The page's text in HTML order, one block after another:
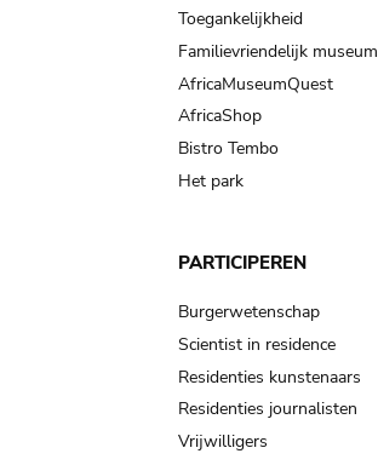
Toegankelijkheid
Familievriendelijk museum
AfricaMuseumQuest
AfricaShop
Bistro Tembo
Het park
PARTICIPEREN
Burgerwetenschap
Scientist in residence
Residenties kunstenaars
Residenties journalisten
Vrijwilligers